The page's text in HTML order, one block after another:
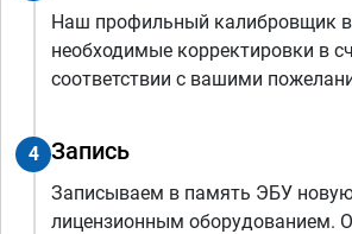
Наш профильный калибровщик
необходимые корректировки в
соответствии с вашими
4 Запись
Записываем в память ЭБУ
лицензионным оборудованием.